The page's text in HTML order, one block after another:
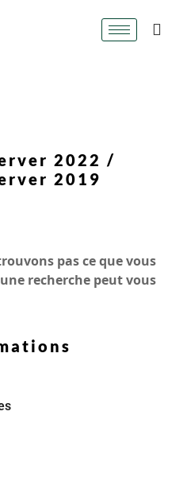
2022 /
2019
pas ce que vous
recherche peut vous